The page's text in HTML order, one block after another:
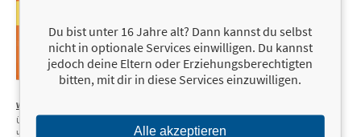
Wechseljahre – Powerjahre
Über 70 Karten voller Wissen, Tipps
und Impulse für mehr Wohlbefinden
Du bist unter 16 Jahre alt? Dann kannst du selbst
nicht in optionale Services einwilligen. Du kannst
jedoch deine Eltern oder Erziehungsberechtigten
bitten, mit dir in diese Services einzuwilligen.
Alle akzeptieren